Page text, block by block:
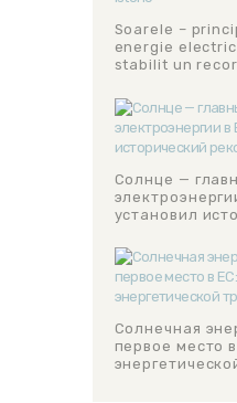
Soarele –
energie
stabilit un
Солнце —
установил
Солнечная
первое место